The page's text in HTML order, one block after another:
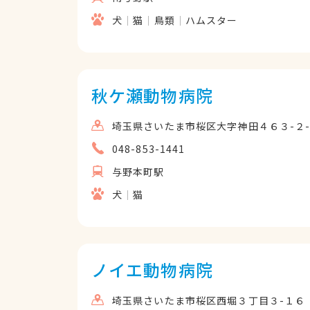
犬
猫 鳥類 ハムスター
秋ケ瀬動物病院
埼玉県さいたま市桜区大字神田４６３-２
048-853-1441
与野本町駅
犬
猫
ノイエ動物病院
埼玉県さいたま市桜区西堀３丁目３-１６